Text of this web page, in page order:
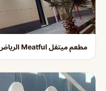
مطعم ميتفل Meatful الرياض (الأسعار+ المنيو+ الموقع)